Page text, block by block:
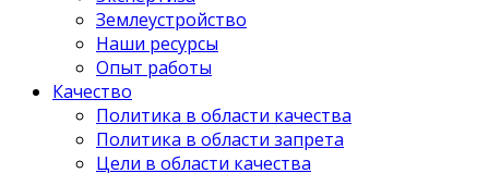
Землеустройство
Наши ресурсы
Опыт работы
Качество
Политика в области качества
Политика в области запрета
Цели в области качества